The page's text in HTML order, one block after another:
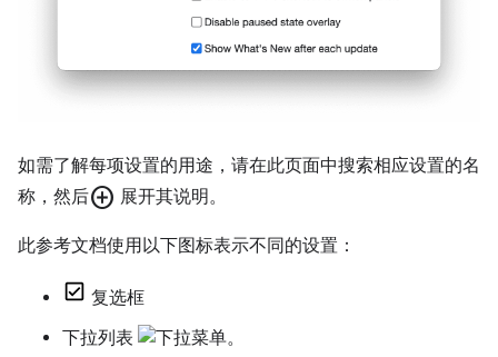
如需了解每项设置的用途，请在此页面中搜索相应设置的名
称，然后add_circle 展开其说明。
此参考文档使用以下图标表示不同的设置：
复选框
下拉列表